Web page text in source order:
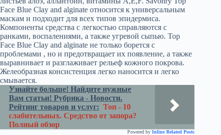
Face Blue Clay and alginate относится к универсальным
маскам и подходит для всех типов эпидермиса.
Компоненты средства с легкостью справляются с
ранками, воспалениями, а также угревой сыпью. Top
Face Blue Clay and alginate не только борется с
проблемами , но и предотвращает их появление, а также
выравнивает и разглаживает рельеф кожного покрова.
Желеобразная консистенция легко наносится и легко
смывается.
Узнайте больше! Найдите нужные
Вам статьи! Рубрика - Новости.
Рейтинг товаров и услуг: Топ - 10
слабительных. Средство от запора?
Полный обзор
Powered by Inline Related Posts